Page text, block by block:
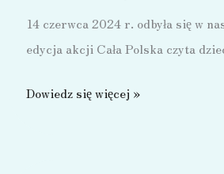
14 czerwca 2024 r. odbyła się w
edycja akcji Cała Polska czyta
Cała
Dowiedz się więcej »